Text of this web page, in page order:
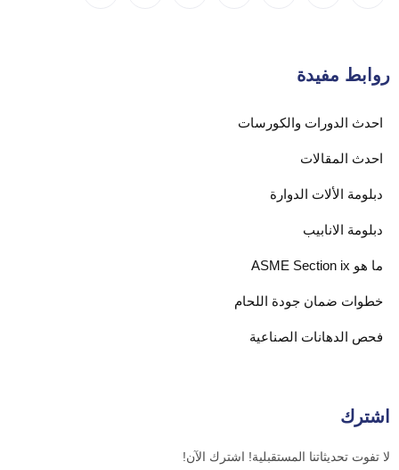
روابط مفيدة
احدث الدورات والكورسات
احدث المقالات
دبلومة الألات الدوارة
دبلومة الانابيب
ما هو ASME Section ix
خطوات ضمان جودة اللحام
فحص الدهانات الصناعية
اشترك
لا تفوت تحديثاتنا المستقبلية! اشترك الآن!